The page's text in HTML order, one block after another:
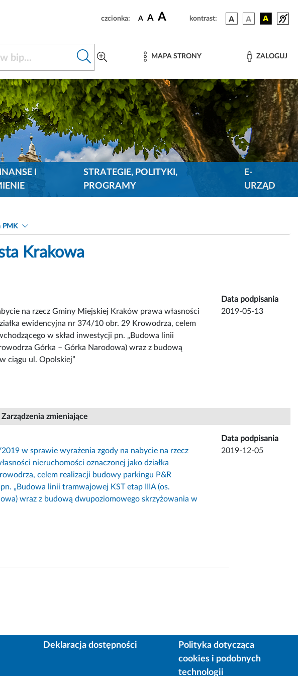
czcionka: A A A kontrast:
MAPA STRONY ZALOGUJ
I
STRATEGIE, POLITYKI,
PROGRAMY
E-
URZĄD
PMK
Krakowa
Data podpisania
na rzecz Gminy Miejskiej Kraków prawa własności
ewidencyjna nr 374/10 obr. 29 Krowodrza, celem
w skład inwestycji pn. „Budowa linii
Górka – Górka Narodowa) wraz z budową
ciągu ul. Opolskiej”
2019-05-13
Zarządzenia zmieniające
Data podpisania
w sprawie wyrażenia zgody na nabycie na rzecz
nieruchomości oznaczonej jako działka
celem realizacji budowy parkingu P&R
„Budowa linii tramwajowej KST etap IIIA (os.
wraz z budową dwupoziomowego skrzyżowania w
2019-12-05
Deklaracja dostępności
Polityka dotycząca
cookies i podobnych
technologii